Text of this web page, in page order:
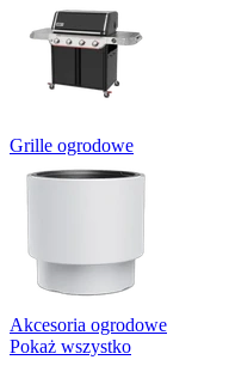
Grille ogrodowe
Akcesoria ogrodowe
Pokaż wszystko